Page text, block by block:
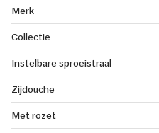
Merk
Collectie
Instelbare sproeistraal
Zijdouche
Met rozet